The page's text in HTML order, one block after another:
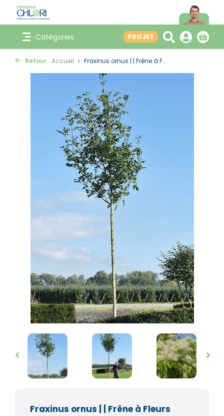
Catégories PROJET
Retour Accueil Fraxinus ornus | | Frêne à F...
Fraxinus ornus | | Frêne à Fleurs